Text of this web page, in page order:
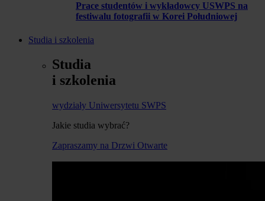
Prace studentów i wykładowcy USWPS na
festiwalu fotografii w Korei Południowej
Studia i szkolenia
Studia
i szkolenia
wydziały Uniwersytetu SWPS
Jakie studia wybrać?
Zapraszamy na Drzwi Otwarte